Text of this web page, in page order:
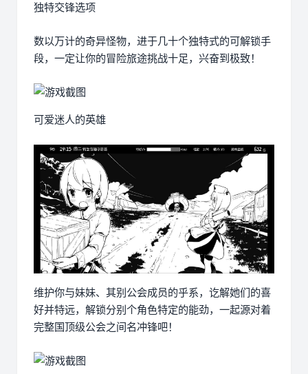
独特交锋选项
数以万计的奇异怪物，进于几十个独特式的可解锁手
段，一定让你的冒险旅途挑战十足，兴奋到极致！
可爱迷人的英雄
维护你与妹妹、其别公会成员的乎系，讫解她们的喜
好并特远，解锁分别个角色特定的能劲，一起源对着
完整国顶级公会之间名冲锋吧！